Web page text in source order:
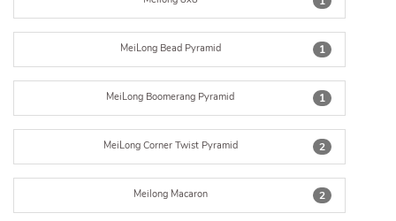
1
MeiLong Bead Pyramid
1
MeiLong Boomerang Pyramid
2
MeiLong Corner Twist Pyramid
2
Meilong Macaron